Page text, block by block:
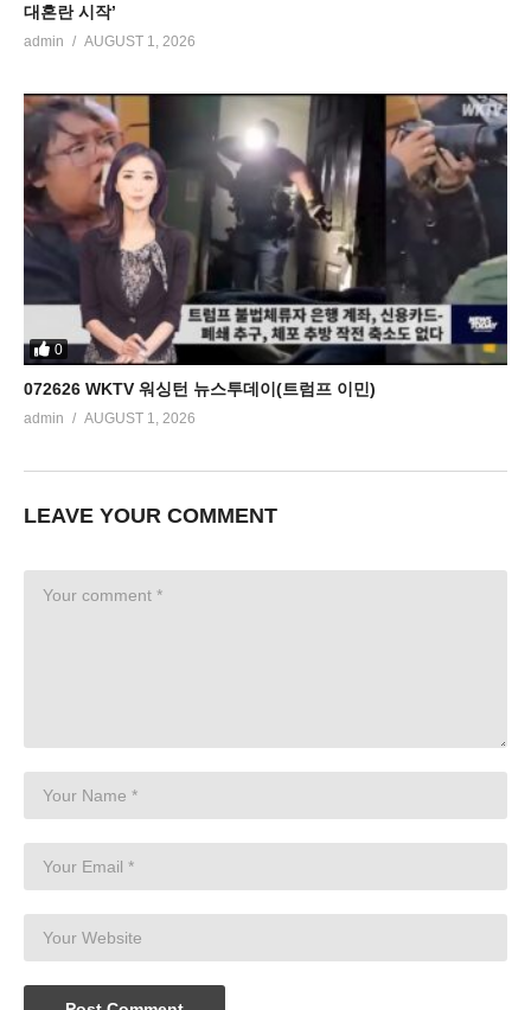
대혼란 시작’
admin AUGUST 1, 2026
0
072626 WKTV 워싱턴 뉴스투데이(트럼프 이민)
admin AUGUST 1, 2026
LEAVE YOUR COMMENT